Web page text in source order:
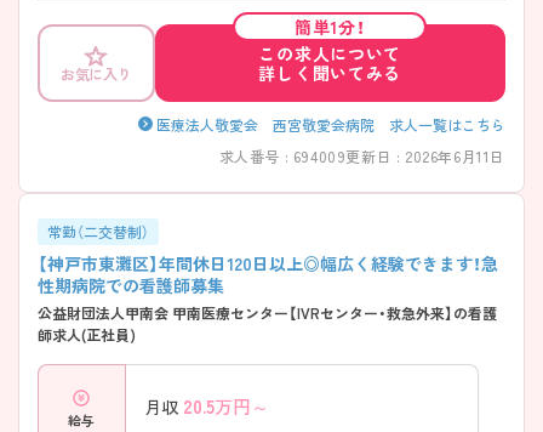
すのでお子様がいらっしゃる方もワークライフバランスを担保しながら
勤務することが可能です！ ご興味がございましたら詳細をお伝えいたし
ますので、マイナビ看護師へお問い合わせ下さい！
お気に入り
簡単1分！
この求人について
詳しく聞いてみる
医療法人敬愛会 西宮敬愛会病院 求人一覧はこちら
求人番号 : 694009更新日 : 2026年6月11日
常勤（二交替制）
【神戸市東灘区】年間休日120日以上◎幅広く経験できます！急
性期病院での看護師募集
公益財団法人甲南会 甲南医療センター【IVRセンター・救急外来】の看護
師求人(正社員)
給与
月収 20.5万円～